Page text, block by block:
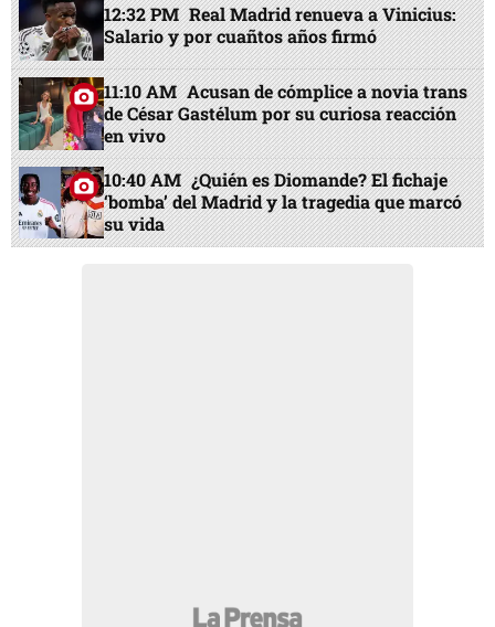
12:32 PM Real Madrid renueva a Vinicius:
Salario y por cuañtos años firmó
11:10 AM Acusan de cómplice a novia trans
de César Gastélum por su curiosa reacción
en vivo
10:40 AM ¿Quién es Diomande? El fichaje
‘bomba’ del Madrid y la tragedia que marcó
su vida